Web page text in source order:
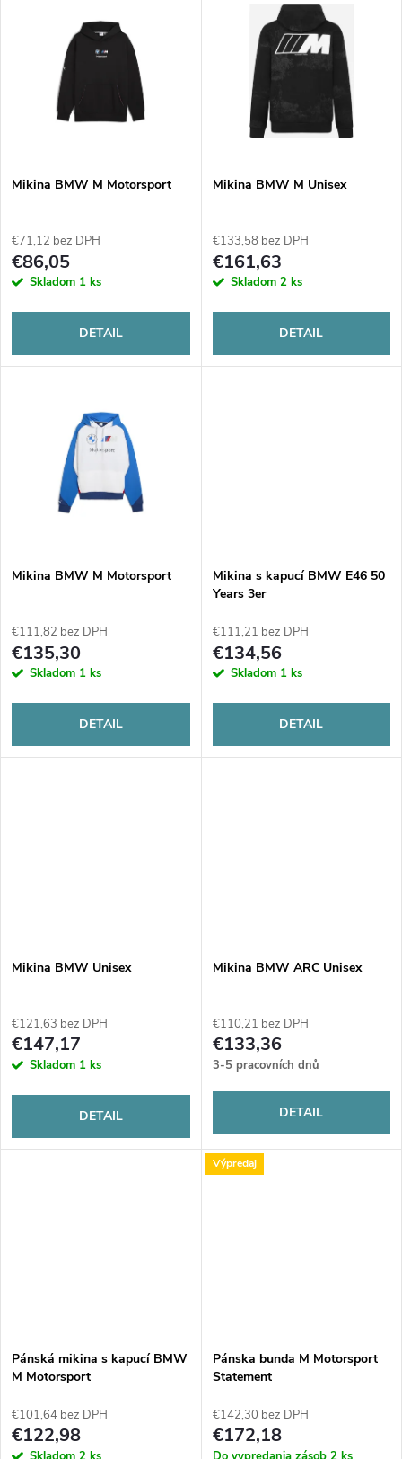
e
p
r
d
o
Abecedne
s
r
o
d
v
Mikina BMW M Motorsport
€71,12 bez DPH
€86,05
Skladom 1 ks
DETAIL
Mikina BMW M Unisex
€133,58 bez DPH
€161,63
Skladom 2 ks
DETAIL
Mikina BMW M Motorsport
€111,82 bez DPH
€135,30
Skladom 1 ks
DETAIL
Mikina s kapucí BMW E46 50
Years 3er
€111,21 bez DPH
€134,56
Skladom 1 ks
DETAIL
Mikina BMW Unisex
€121,63 bez DPH
€147,17
Skladom 1 ks
DETAIL
Mikina BMW ARC Unisex
€110,21 bez DPH
€133,36
3-5 pracovních dnů
DETAIL
Pánská mikina s kapucí BMW
M Motorsport
€101,64 bez DPH
€122,98
Výpredaj
Pánska bunda M Motorsport
Statement
€142,30 bez DPH
€172,18